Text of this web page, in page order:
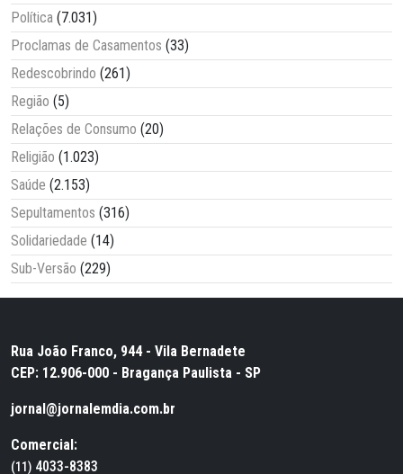
Política (7.031)
Proclamas de Casamentos (33)
Redescobrindo (261)
Região (5)
Relações de Consumo (20)
Religião (1.023)
Saúde (2.153)
Sepultamentos (316)
Solidariedade (14)
Sub-Versão (229)
Rua João Franco, 944 - Vila Bernadete
CEP: 12.906-000 - Bragança Paulista - SP
jornal@jornalemdia.com.br
Comercial:
(11) 4033-8383